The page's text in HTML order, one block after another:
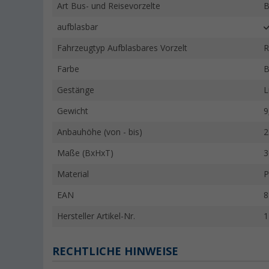
Art Bus- und Reisevorzelte
aufblasbar
Fahrzeugtyp Aufblasbares Vorzelt
Farbe
Gestänge
Gewicht
Anbauhöhe (von - bis)
Maße (BxHxT)
Material
EAN
Hersteller Artikel-Nr.
RECHTLICHE HINWEISE